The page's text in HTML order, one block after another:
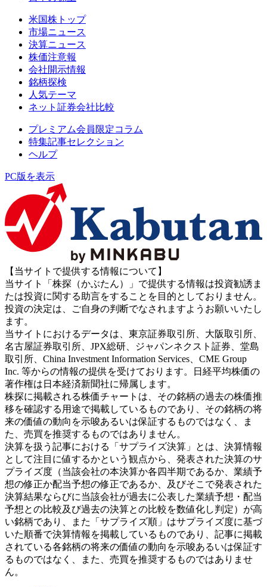
米国株トップ
市場ニュース
決算ニュース
株価注意報
会社開示情報
銘柄探検
人気テーマ
ネット証券会社比較
プレミアム会員限定コラム
特集記事セレクション
ヘルプ
PC版を表示
【当サイトで提供する情報について】
当サイト「株探（かぶたん）」で提供する情報は投資勧誘ま
たは投資に関する助言をすることを目的としておりません。
投資の決定は、ご自身の判断でなされますようお願いいたし
ます。
当サイトにおけるデータは、東京証券取引所、大阪取引所、
名古屋証券取引所、JPX総研、ジャパンネクスト証券、堂島
取引所、China Investment Information Services、CME Group
Inc. 等からの情報の提供を受けております。日経平均株価の
著作権は日本経済新聞社に帰属します。
株探に掲載される株価チャートは、その銘柄の過去の株価推
移を確認する用途で掲載しているものであり、その銘柄の将
来の価値の動向を示唆あるいは保証するものではなく、ま
た、売買を推奨するものではありません。
決算を扱う記事における「サプライズ決算」とは、決算情報
として注目に値するかという観点から、発表された決算のサ
プライズ度（当該会社の本決算か各四半期であるか、業績予
想の修正か配当予想の修正であるか、及びそこで発表された
決算結果ならびに当該会社が過去に公表した業績予想・配当
予想との比較及び過去の決算との比較を数値化し判定）が高
い銘柄であり、また「サプライズ順」はサプライズ度に基づ
いた順番で決算情報を掲載しているものであり、記事に掲載
されている各銘柄の将来の価値の動向を示唆あるいは保証す
るものではなく、また、売買を推奨するものではありませ
ん。